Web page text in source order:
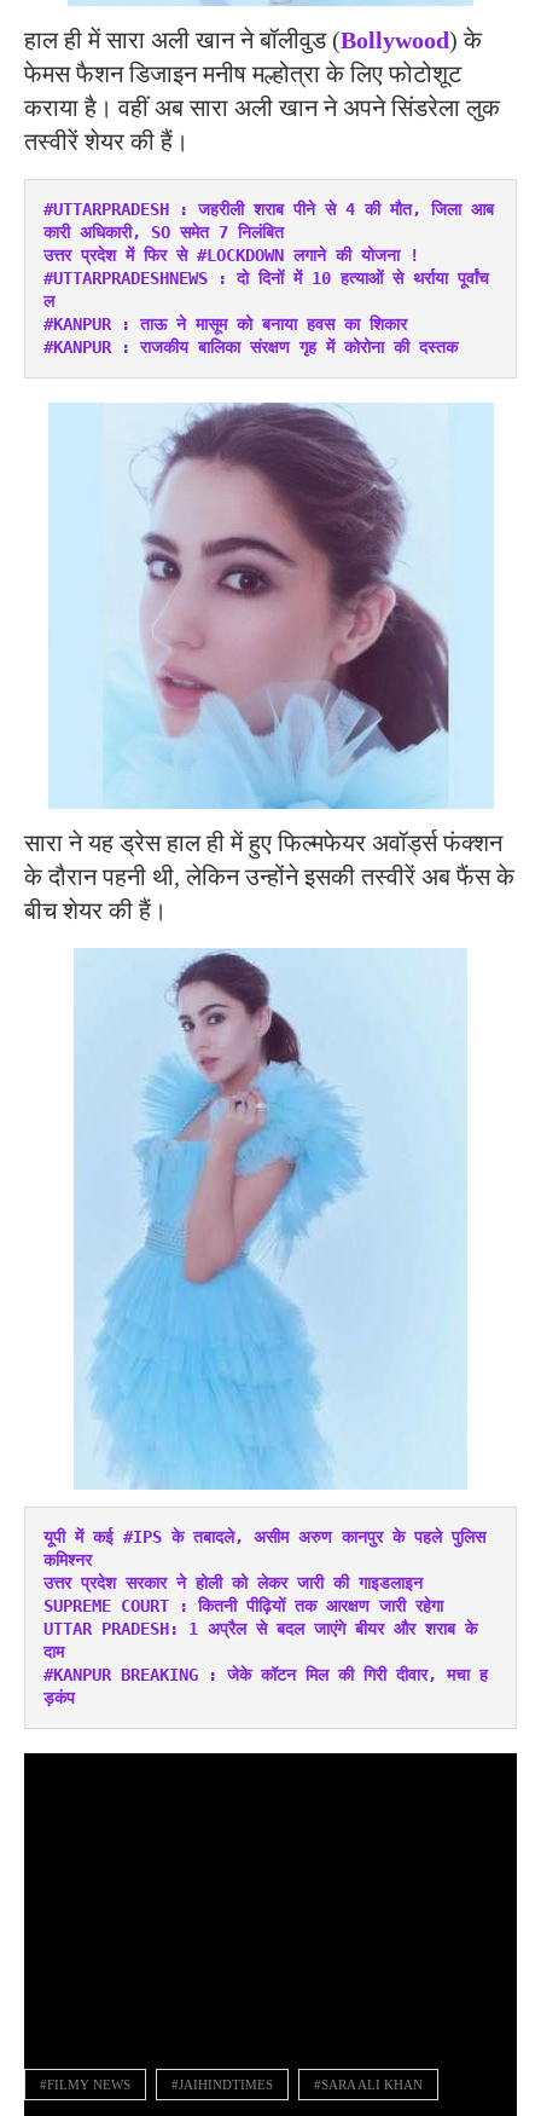
हाल ही में सारा अली खान ने बॉलीवुड (Bollywood) के
फेमस फैशन डिजाइन मनीष मल्होत्रा के लिए फोटोशूट
कराया है। वहीं अब सारा अली खान ने अपने सिंडरेला लुक
तस्वीरें शेयर की हैं।
#UTTARPRADESH : जहरीली शराब पीने से 4 की मौत, जिला आब
कारी अधिकारी, SO समेत 7 निलंबित
उत्तर प्रदेश में फिर से #LOCKDOWN लगाने की योजना !
#UTTARPRADESHNEWS : दो दिनों में 10 हत्याओं से थर्राया पूर्वांच
ल
#KANPUR : ताऊ ने मासूम को बनाया हवस का शिकार
#KANPUR : राजकीय बालिका संरक्षण गृह में कोरोना की दस्तक
सारा ने यह ड्रेस हाल ही में हुए फिल्मफेयर अवॉर्ड्स फंक्शन
के दौरान पहनी थी, लेकिन उन्होंने इसकी तस्वीरें अब फैंस के
बीच शेयर की हैं।
यूपी में कई #IPS के तबादले, असीम अरुण कानपुर के पहले पुलिस
कमिश्नर
उत्तर प्रदेश सरकार ने होली को लेकर जारी की गाइडलाइन
SUPREME COURT : कितनी पीढ़ियों तक आरक्षण जारी रहेगा
UTTAR PRADESH: 1 अप्रैल से बदल जाएंगे बीयर और शराब के
दाम
#KANPUR BREAKING : जेके कॉटन मिल की गिरी दीवार, मचा ह
ड़कंप
#FILMY NEWS #JAIHINDTIMES #SARA ALI KHAN